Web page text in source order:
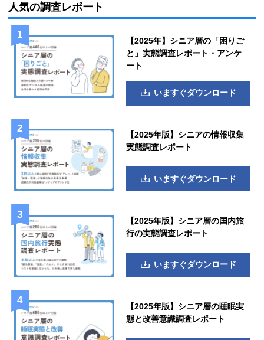
人気の調査レポート
【2025年】シニア層の「困りご
と」実態調査レポート・アンケ
ート
いますぐダウンロード
【2025年版】シニアの情報収集
実態調査レポート
いますぐダウンロード
【2025年版】シニア層の国内旅
行の実態調査レポート
いますぐダウンロード
【2025年版】シニア層の睡眠実
態と改善意識調査レポート